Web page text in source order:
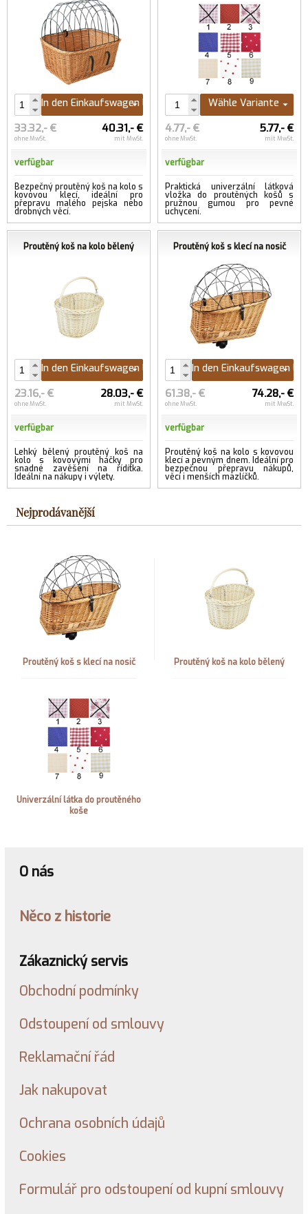
In den Einkaufswagen legen
33.32,- €
ohne MwSt.
40.31,- €
mit MwSt.
verfügbar
Bezpečný proutěný koš na kolo s
kovovou klecí, ideální pro
přepravu malého pejska nebo
drobných věcí.
Wähle Variante
4.77,- €
ohne MwSt.
5.77,- €
mit MwSt.
verfügbar
Praktická univerzální látková
vložka do proutěných košů s
pružnou gumou pro pevné
uchycení.
Proutěný koš na kolo bělený
In den Einkaufswagen legen
23.16,- €
ohne MwSt.
28.03,- €
mit MwSt.
verfügbar
Lehký bělený proutěný koš na
kolo s kovovými háčky pro
snadné zavěšení na řídítka.
Ideální na nákupy i výlety.
Proutěný koš s klecí na nosič
In den Einkaufswagen
61.38,- €
ohne MwSt.
74.28,- €
mit MwSt.
verfügbar
Proutěný koš na kolo s kovovou
klecí a pevným dnem. Ideální pro
bezpečnou přepravu nákupů,
věcí i menších mazlíčků.
Nejprodávanější
Proutěný koš s klecí na nosič Proutěný koš na kolo bělený
Univerzální látka do proutěného
koše
O nás
Něco z historie
Zákaznický servis
Obchodní podmínky
Odstoupení od smlouvy
Reklamační řád
Jak nakupovat
Ochrana osobních údajů
Cookies
Formulář pro odstoupení od kupní smlouvy